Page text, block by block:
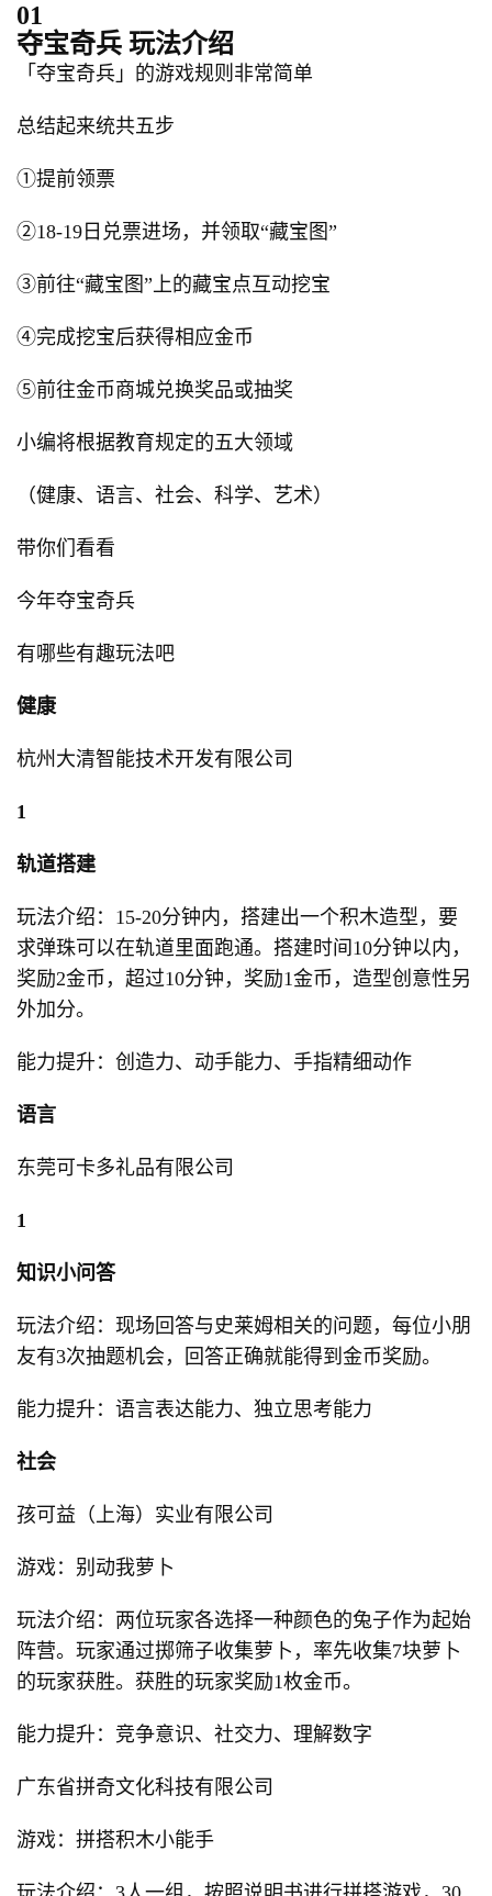
01
夺宝奇兵 玩法介绍
「夺宝奇兵」的游戏规则非常简单
总结起来统共五步
①提前领票
②18-19日兑票进场，并领取“藏宝图”
③前往“藏宝图”上的藏宝点互动挖宝
④完成挖宝后获得相应金币
⑤前往金币商城兑换奖品或抽奖
小编将根据教育规定的五大领域
（健康、语言、社会、科学、艺术）
带你们看看
今年夺宝奇兵
有哪些有趣玩法吧
健康
杭州大清智能技术开发有限公司
1
轨道搭建
玩法介绍：15-20分钟内，搭建出一个积木造型，要
求弹珠可以在轨道里面跑通。搭建时间10分钟以内，
奖励2金币，超过10分钟，奖励1金币，造型创意性另
外加分。
能力提升：创造力、动手能力、手指精细动作
语言
东莞可卡多礼品有限公司
1
知识小问答
玩法介绍：现场回答与史莱姆相关的问题，每位小朋
友有3次抽题机会，回答正确就能得到金币奖励。
能力提升：语言表达能力、独立思考能力
社会
孩可益（上海）实业有限公司
游戏：别动我萝卜
玩法介绍：两位玩家各选择一种颜色的兔子作为起始
阵营。玩家通过掷筛子收集萝卜，率先收集7块萝卜
的玩家获胜。获胜的玩家奖励1枚金币。
能力提升：竞争意识、社交力、理解数字
广东省拼奇文化科技有限公司
游戏：拼搭积木小能手